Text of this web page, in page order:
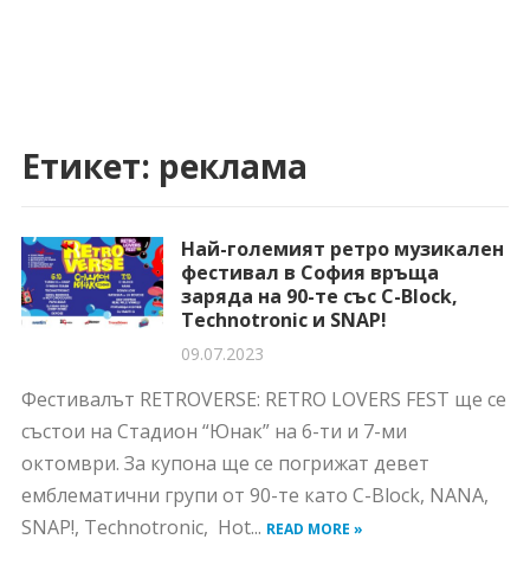
Етикет: реклама
Най-големият ретро музикален
фестивал в София връща
заряда на 90-те със C-Block,
Technotronic и SNAP!
09.07.2023
Фестивалът RETROVERSE: RETRO LOVERS FEST ще се
състои на Стадион “Юнак” на 6-ти и 7-ми
oктомври. За купона ще се погрижат девет
емблематични групи от 90-те като C-Block, NANA,
SNAP!, Technotronic, Hot... READ MORE »